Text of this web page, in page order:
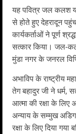
यह पवित्र जल कलश
से होते हुए देहरादून
कार्यकर्ताओं ने पूर्ण
सत्कार किया। जल-
मुंडा नगर के जनरल
अभाविप के राष्ट्रीय
तेग बहादुर जी ने धर्म,
आत्मा की रक्षा के लिए
अन्याय के सम्मुख अडिग
रक्षा के लिए दिया